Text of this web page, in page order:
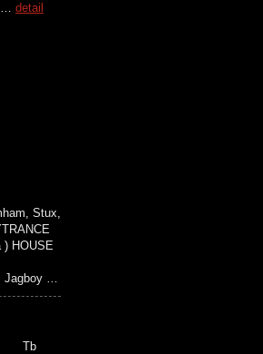
detail
Stux,
) HOUSE
Jagboy …
Tb